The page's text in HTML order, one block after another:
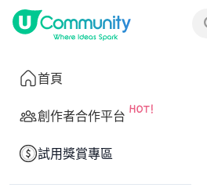
首頁
創作者合作平台
試用獎賞專區